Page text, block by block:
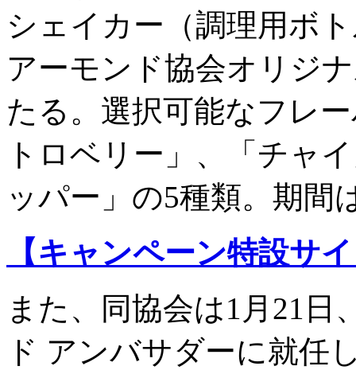
シェイカー（調理用ボ
アーモンド協会オリジ
たる。選択可能なフレ
トロベリー」、「チャ
ッパー」の5種類。期間
【キ ャンペーン特設サ
また、同協会は1月21
ド アンバサダーに就任